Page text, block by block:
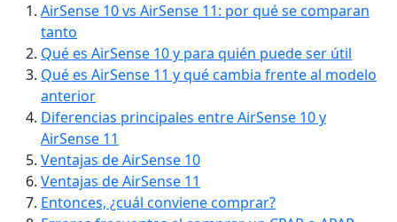
AirSense 10 vs AirSense 11: por qué se comparan
tanto
Qué es AirSense 10 y para quién puede ser útil
Qué es AirSense 11 y qué cambia frente al modelo
anterior
Diferencias principales entre AirSense 10 y
AirSense 11
Ventajas de AirSense 10
Ventajas de AirSense 11
Entonces, ¿cuál conviene comprar?